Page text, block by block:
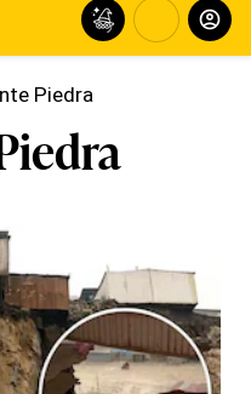
Piedra